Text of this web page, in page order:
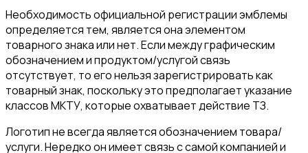
Необходимость официальной регистрации эмблемы
определяется тем, является она элементом
товарного знака или нет. Если между графическим
обозначением и продуктом/услугой связь
отсутствует, то его нельзя зарегистрировать как
товарный знак, поскольку это предполагает указание
классов МКТУ, которые охватывает действие ТЗ.
Логотип не всегда является обозначением товара/
услуги. Нередко он имеет связь с самой компанией и